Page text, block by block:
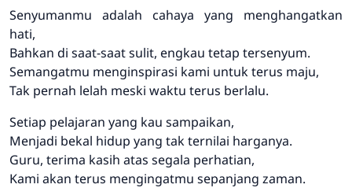
Senyumanmu adalah cahaya yang menghangatkan
hati,
Bahkan di saat-saat sulit, engkau tetap tersenyum.
Semangatmu menginspirasi kami untuk terus maju,
Tak pernah lelah meski waktu terus berlalu.
Setiap pelajaran yang kau sampaikan,
Menjadi bekal hidup yang tak ternilai harganya.
Guru, terima kasih atas segala perhatian,
Kami akan terus mengingatmu sepanjang zaman.